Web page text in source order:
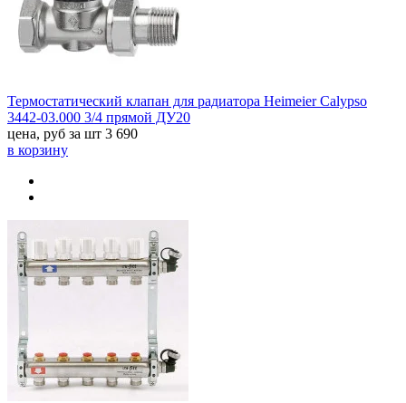
Термостатический клапан для радиатора Heimeier Calypso
3442-03.000 3/4 прямой ДУ20
цена, руб за шт 3 690
в корзину